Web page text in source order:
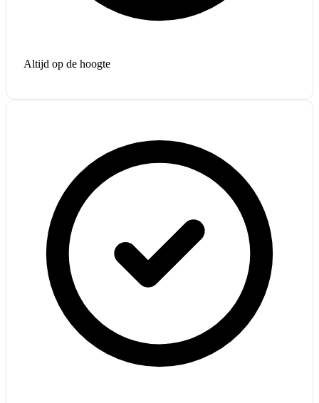
Altijd op de hoogte